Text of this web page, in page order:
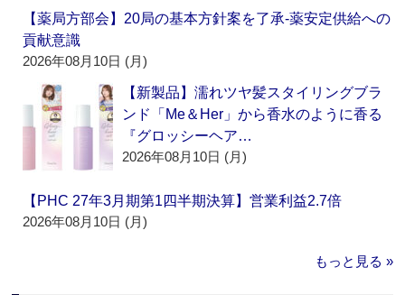
【薬局方部会】20局の基本方針案を了承‐薬安定供給への
貢献意識
2026年08月10日 (月)
【新製品】濡れツヤ髪スタイリングブラ
ンド「Me＆Her」から香水のように香る
『グロッシーヘア…
2026年08月10日 (月)
【PHC 27年3月期第1四半期決算】営業利益2.7倍
2026年08月10日 (月)
もっと見る »